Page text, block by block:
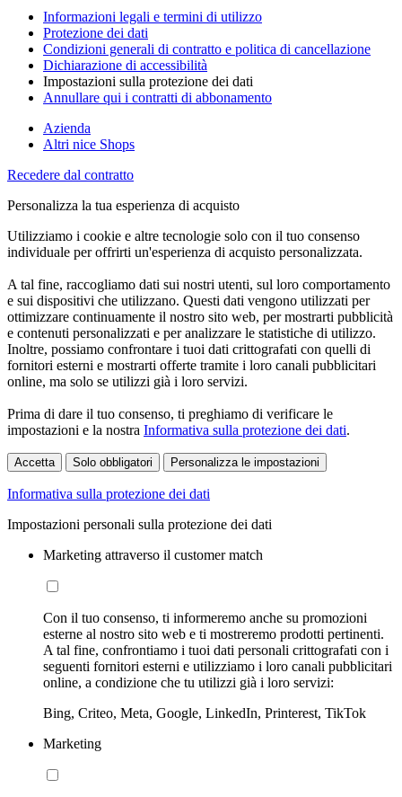
Informazioni legali e termini di utilizzo
Protezione dei dati
Condizioni generali di contratto e politica di cancellazione
Dichiarazione di accessibilità
Impostazioni sulla protezione dei dati
Annullare qui i contratti di abbonamento
Azienda
Altri nice Shops
Recedere dal contratto
Personalizza la tua esperienza di acquisto
Utilizziamo i cookie e altre tecnologie solo con il tuo consenso
individuale per offrirti un'esperienza di acquisto personalizzata.
A tal fine, raccogliamo dati sui nostri utenti, sul loro comportamento
e sui dispositivi che utilizzano. Questi dati vengono utilizzati per
ottimizzare continuamente il nostro sito web, per mostrarti pubblicità
e contenuti personalizzati e per analizzare le statistiche di utilizzo.
Inoltre, possiamo confrontare i tuoi dati crittografati con quelli di
fornitori esterni e mostrarti offerte tramite i loro canali pubblicitari
online, ma solo se utilizzi già i loro servizi.
Prima di dare il tuo consenso, ti preghiamo di verificare le
impostazioni e la nostra Informativa sulla protezione dei dati.
Accetta Solo obbligatori Personalizza le impostazioni
Informativa sulla protezione dei dati
Impostazioni personali sulla protezione dei dati
Marketing attraverso il customer match
Con il tuo consenso, ti informeremo anche su promozioni
esterne al nostro sito web e ti mostreremo prodotti pertinenti.
A tal fine, confrontiamo i tuoi dati personali crittografati con i
seguenti fornitori esterni e utilizziamo i loro canali pubblicitari
online, a condizione che tu utilizzi già i loro servizi:
Bing, Criteo, Meta, Google, LinkedIn, Printerest, TikTok
Marketing